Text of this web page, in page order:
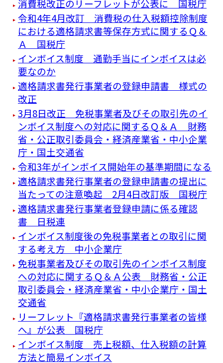
消費税改正のリーフレットが公表に 国税庁
令和4年4月改訂 消費税の仕入税額控除制度
における適格請求書等保存方式に関するＱ＆
Ａ 国税庁
インボイス制度 通勤手当にインボイスは必
要なのか
適格請求書発行事業者の登録申請書 様式の
改正
3月8日改正 免税事業者及びその取引先のイ
ンボイス制度への対応に関するＱ＆Ａ 財務
省・公正取引委員会・経済産業省・中小企業
庁・国土交通省
令和3年がインボイス開始年の基準期間になる
適格請求書発行事業者の登録申請書の提出に
当たっての注意喚起 2月4日改訂版 国税庁
適格請求書発行事業者登録申請に係る確認
書 日税連
インボイス制度後の免税事業者との取引に関
する考え方 中小企業庁
免税事業者及びその取引先のインボイス制度
への対応に関するＱ＆Ａ公表 財務省・公正
取引委員会・経済産業省・中小企業庁・国土
交通省
リーフレット『適格請求書発⾏事業者の皆様
へ』が公表 国税庁
インボイス制度 売上税額、仕入税額の計算
方法と簡易インボイス